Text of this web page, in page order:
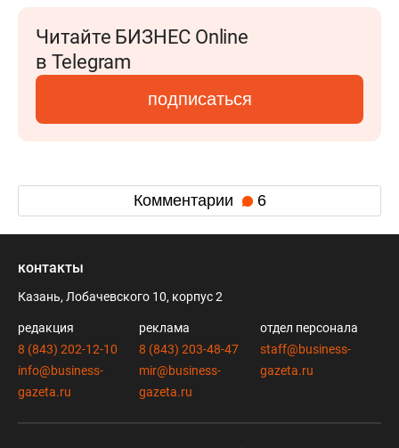
Читайте БИЗНЕС Online
в Telegram
подписаться
Комментарии 6
контакты
Казань, Лобачевского 10, корпус 2
редакция
8 (843) 202-12-10
info@business-
gazeta.ru
реклама
8 (843) 203-48-47
mir@business-
gazeta.ru
отдел персонала
staff@business-
gazeta.ru